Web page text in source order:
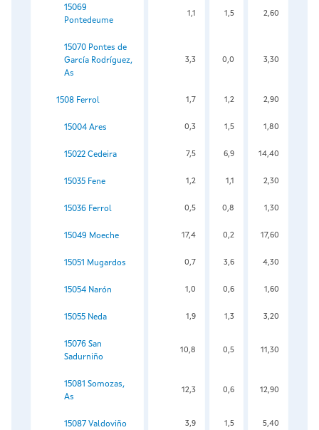
15069
Pontedeume
1,1 1,5 2,60
15070 Pontes de
García Rodríguez,
As
3,3 0,0 3,30
1508 Ferrol 1,7 1,2 2,90
15004 Ares 0,3 1,5 1,80
15022 Cedeira 7,5 6,9 14,40
15035 Fene 1,2 1,1 2,30
15036 Ferrol 0,5 0,8 1,30
15049 Moeche 17,4 0,2 17,60
15051 Mugardos 0,7 3,6 4,30
15054 Narón 1,0 0,6 1,60
15055 Neda 1,9 1,3 3,20
15076 San
Sadurniño
10,8 0,5 11,30
15081 Somozas,
As
12,3 0,6 12,90
15087 Valdoviño 3,9 1,5 5,40